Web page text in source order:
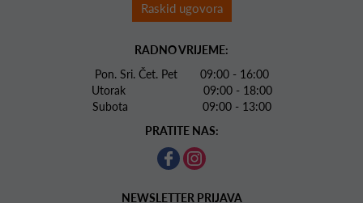
Raskid ugovora
RADNO VRIJEME:
Pon. Sri. Čet. Pet 09:00 - 16:00
Utorak 09:00 - 18:00
Subota 09:00 - 13:00
PRATITE NAS:
NEWSLETTER PRIJAVA